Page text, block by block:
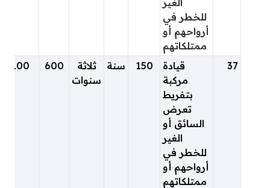
للخطر في
أرواحهم أو
ممتلكاتهم
37
قيادة
مركبة
بتفريط
تعرض
السائق أو
الغير
للخطر في
أرواحهم أو
ممتلكاتهم
150 سنة
ثلاثة
سنوات
600
100